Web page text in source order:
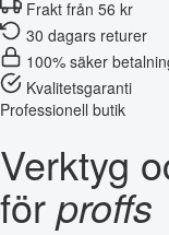
Frakt från 56 kr
30 dagars returer
100% säker
Kvalitetsgaranti
Professionell butik
Verktyg
förproffs